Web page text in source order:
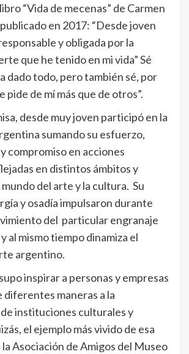
“Vida de mecenas” de Carmen
en 2017: “Desde joven
y obligada por la
que he tenido en mi vida” Sé
dado todo, pero también sé, por
pide de mí más que de otros”.
desde muy joven participó en la
sumando su esfuerzo,
compromiso en acciones
en distintos ámbitos y
del arte y la cultura. Su
y osadía impulsaron durante
del particular engranaje
al mismo tiempo dinamiza el
argentino.
inspirar a personas y empresas
diferentes maneras a la
instituciones culturales y
el ejemplo más vivido de esa
Asociación de Amigos del Museo